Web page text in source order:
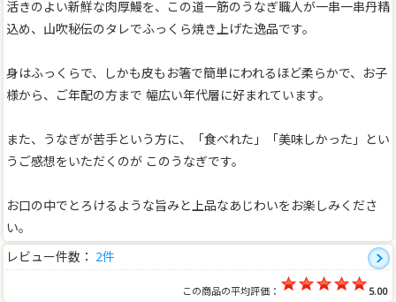
活きのよい新鮮な肉厚鰻を、この道一筋のうなぎ職人が一串一串丹精
込め、山吹秘伝のタレでふっくら焼き上げた逸品です。
身はふっくらで、しかも皮もお箸で簡単にわれるほど柔らかで、お子
様から、ご年配の方まで 幅広い年代層に好まれています。
また、うなぎが苦手という方に、「食べれた」「美味しかった」とい
うご感想をいただくのが このうなぎです。
お口の中でとろけるような旨みと上品なあじわいをお楽しみくださ
い。
レビュー件数： 2件
この商品の平均評価： 5.00